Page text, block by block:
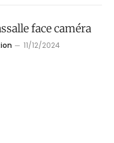
face caméra
11/12/2024